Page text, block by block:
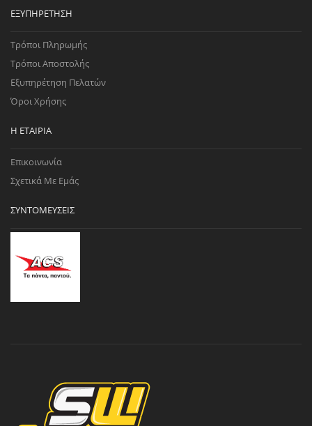
ΕΞΥΠΗΡΈΤΗΣΗ
Τρόποι Πληρωμής
Τρόποι Αποστολής
Εξυπηρέτηση Πελατών
Όροι Χρήσης
Η ΕΤΑΙΡΊΑ
Επικοινωνία
Σχετικά Με Εμάς
ΣΥΝΤΟΜΕΎΣΕΙΣ